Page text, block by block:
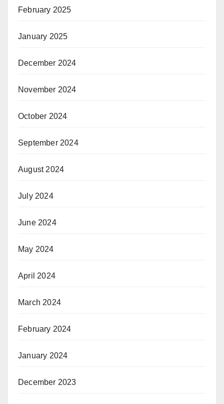
February 2025
January 2025
December 2024
November 2024
October 2024
September 2024
August 2024
July 2024
June 2024
May 2024
April 2024
March 2024
February 2024
January 2024
December 2023